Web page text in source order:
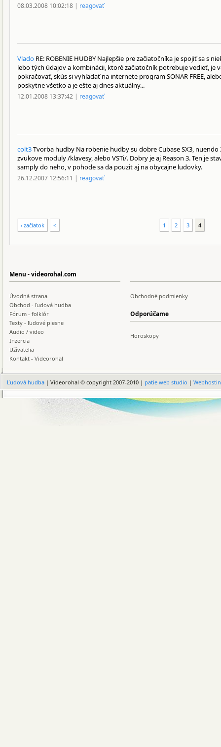
08.03.2008 10:02:18 | reagovať
Vlado RE: ROBENIE HUDBY Najlepšie pre začiatočníka je spojiť sa s
lebo tých údajov a kombinácii, ktoré začiatočník potrebuje vedieť, je
pokračovať, skús si vyhľadať na internete program SONAR FREE,
poskytne všetko a je ešte aj dnes aktuálny...
12.01.2008 13:37:42 | reagovať
colt3Tvorba hudby Na robenie hudby su dobre Cubase SX3,
zvukove moduly /klavesy, alebo VSTi/. Dobry je aj Reason 3. Ten je
samply do neho, v pohode sa da pouzit aj na obycajne ludovky.
26.12.2007 12:56:11 | reagovať
‹ začiatok < 1 2 3 4
Menu - videorohal.com
Úvodná strana
Obchod - ľudová hudba
Fórum - folklór
Texty - ľudové piesne
Audio / video
Inzercia
Užívatelia
Kontakt - Videorohal
Obchodné podmienky
Odporúčame
Horoskopy
Ľudová hudba | Videorohal © copyright 2007-2010 | patie web studio |